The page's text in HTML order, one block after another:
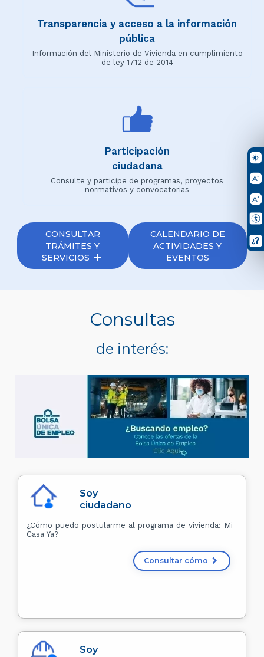
Transparencia y acceso a la información
pública
Información del Ministerio de Vivienda en cumplimiento
de ley 1712 de 2014
Participación
ciudadana
Consulte y participe de programas, proyectos
normativos y convocatorias
CONSULTAR
TRÁMITES Y
SERVICIOS
CALENDARIO DE
ACTIVIDADES Y
EVENTOS
Consultas
de interés:
Soy
ciudadano
¿Cómo puedo postularme al programa de vivienda: Mi
Casa Ya?
Consultar cómo
Soy